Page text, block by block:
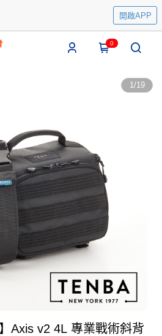
開啟APP
0
1/19
Axis v2 4L 專業戰術斜背